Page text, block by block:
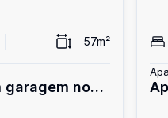
57m²
garagem no